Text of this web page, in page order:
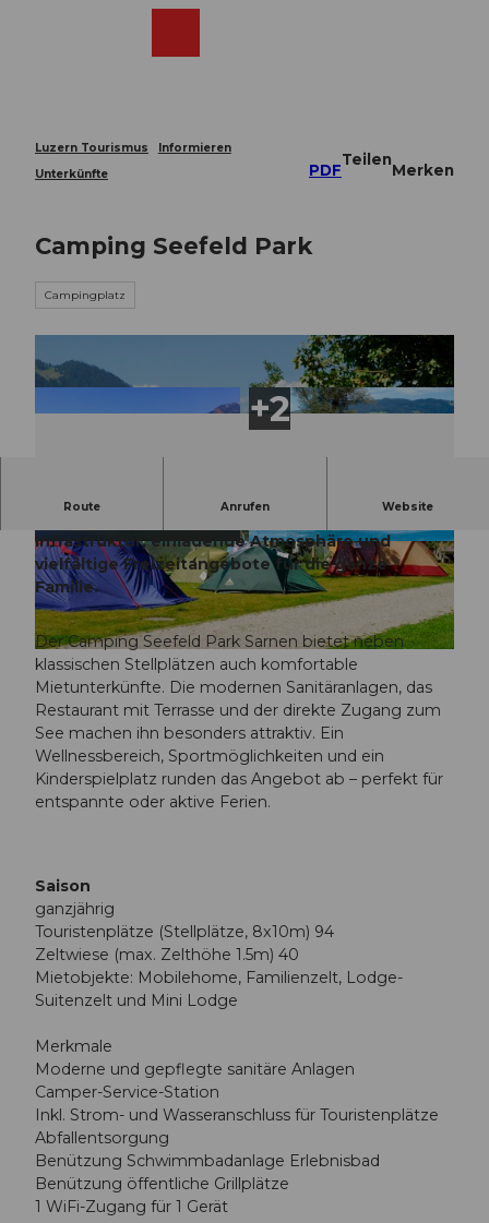
Luzern Tourismus
Informieren
Unterkünfte
PDF
Teilen
Merken
Camping Seefeld Park
Campingplatz
© Obwalden Tourismus, Obwalden Tourismus
© Obwalden Tourismus, Obwalden Tourismus © Obwalden Tourismus, Obwalden Tourismus
Route Anrufen Website
Infrastruktur, einladende Atmosphäre und
vielfältige Freizeitangebote für die ganze
Familie.
Der Camping Seefeld Park Sarnen bietet neben
klassischen Stellplätzen auch komfortable
Mietunterkünfte. Die modernen Sanitäranlagen, das
Restaurant mit Terrasse und der direkte Zugang zum
See machen ihn besonders attraktiv. Ein
Wellnessbereich, Sportmöglichkeiten und ein
Kinderspielplatz runden das Angebot ab – perfekt für
entspannte oder aktive Ferien.
Saison
ganzjährig
Touristenplätze (Stellplätze, 8x10m) 94
Zeltwiese (max. Zelthöhe 1.5m) 40
Mietobjekte: Mobilehome, Familienzelt, Lodge-
Suitenzelt und Mini Lodge
Merkmale
Moderne und gepflegte sanitäre Anlagen
Camper-Service-Station
Inkl. Strom- und Wasseranschluss für Touristenplätze
Abfallentsorgung
Benützung Schwimmbadanlage Erlebnisbad
Benützung öffentliche Grillplätze
1 WiFi-Zugang für 1 Gerät